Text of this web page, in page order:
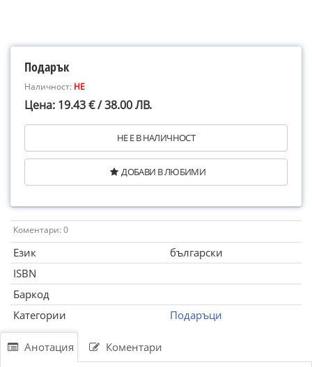
Подарък
Наличност: НЕ
Цена: 19.43 € / 38.00 ЛВ.
НЕ Е В НАЛИЧНОСТ
ДОБАВИ В ЛЮБИМИ
Коментари: 0
Език
български
ISBN
Баркод
Категории
Подаръци
Анотация Коментари